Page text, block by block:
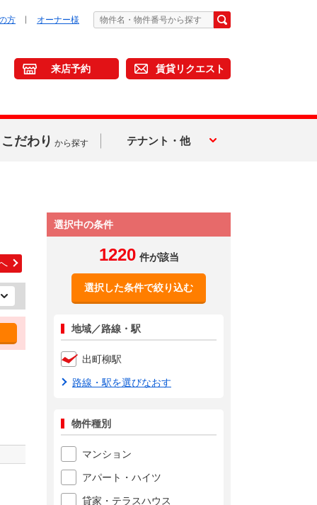
方 オーナー様
来店予約 賃貸リクエスト
こだわり から探す テナント・他
選択中の条件
1220 件が該当
選択した条件で絞り込む
地域／路線・駅
出町柳駅
路線・駅を選びなおす
物件種別
マンション
アパート・ハイツ
貸家・テラスハウス